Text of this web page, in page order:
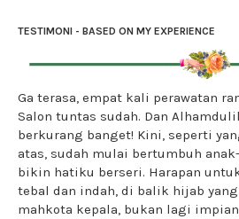
TESTIMONI - BASED ON MY EXPERIENCE
Ga terasa, empat kali perawatan
Salon tuntas sudah. Dan
berkurang banget! Kini, seperti
atas, sudah mulai bertumbuh
bikin hatiku berseri. Harapan
tebal dan indah, di balik hijab
mahkota kepala, bukan lagi